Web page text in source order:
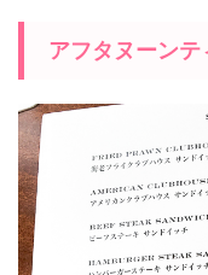
アフタヌーン